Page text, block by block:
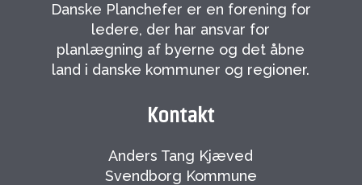
Danske Planchefer er en forening for
ledere, der har ansvar for
planlægning af byerne og det åbne
land i danske kommuner og regioner.
Kontakt
Anders Tang Kjæved
Svendborg Kommune